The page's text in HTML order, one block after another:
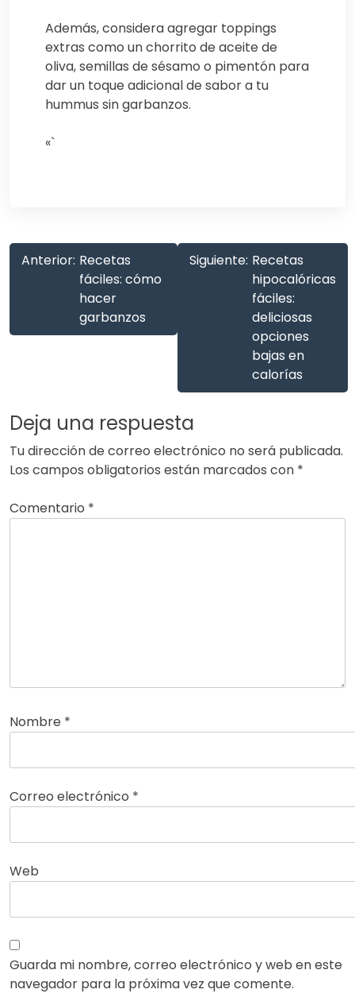
Además, considera agregar toppings
extras como un chorrito de aceite de
oliva, semillas de sésamo o pimentón para
dar un toque adicional de sabor a tu
hummus sin garbanzos.
«`
Anterior: Recetas
fáciles: cómo
hacer
garbanzos
Siguiente: Recetas
hipocalóricas
fáciles:
deliciosas
opciones
bajas en
calorías
Deja una respuesta
Tu dirección de correo electrónico no será publicada.
Los campos obligatorios están marcados con *
Comentario *
Nombre *
Correo electrónico *
Web
Guarda mi nombre, correo electrónico y web en este
navegador para la próxima vez que comente.